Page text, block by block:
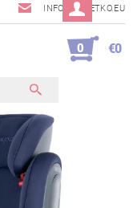
INFO@BABETKO.EU
0 €0